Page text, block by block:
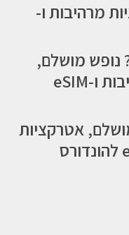
מרהיבות ו-
נופש מושלם,
אטרקציות מרהיבות ו-eSIM
אטרקציות